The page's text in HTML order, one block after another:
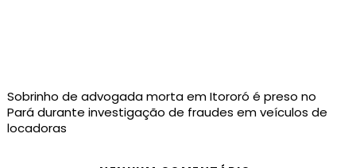
Sobrinho de advogada morta em Itororó é preso no
Pará durante investigação de fraudes em veículos de
locadoras